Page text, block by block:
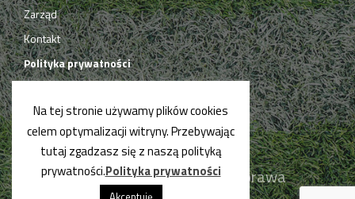
Zarząd
Kontakt
Polityka prywatności
© PPN Chrzanów 2019. Wszelkie prawa
Na tej stronie używamy plików cookies
celem optymalizacji witryny. Przebywając
tutaj zgadzasz się z naszą polityką
prywatności.Polityka prywatności